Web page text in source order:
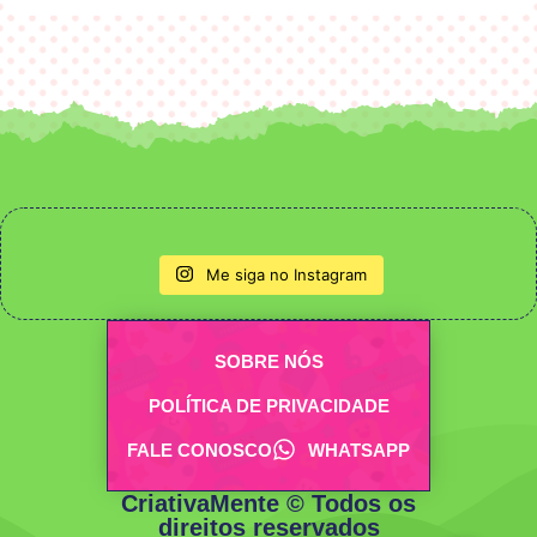
Me siga no Instagram
SOBRE NÓS
POLÍTICA DE PRIVACIDADE
FALE CONOSCO WHATSAPP
CriativaMente © Todos os
direitos reservados